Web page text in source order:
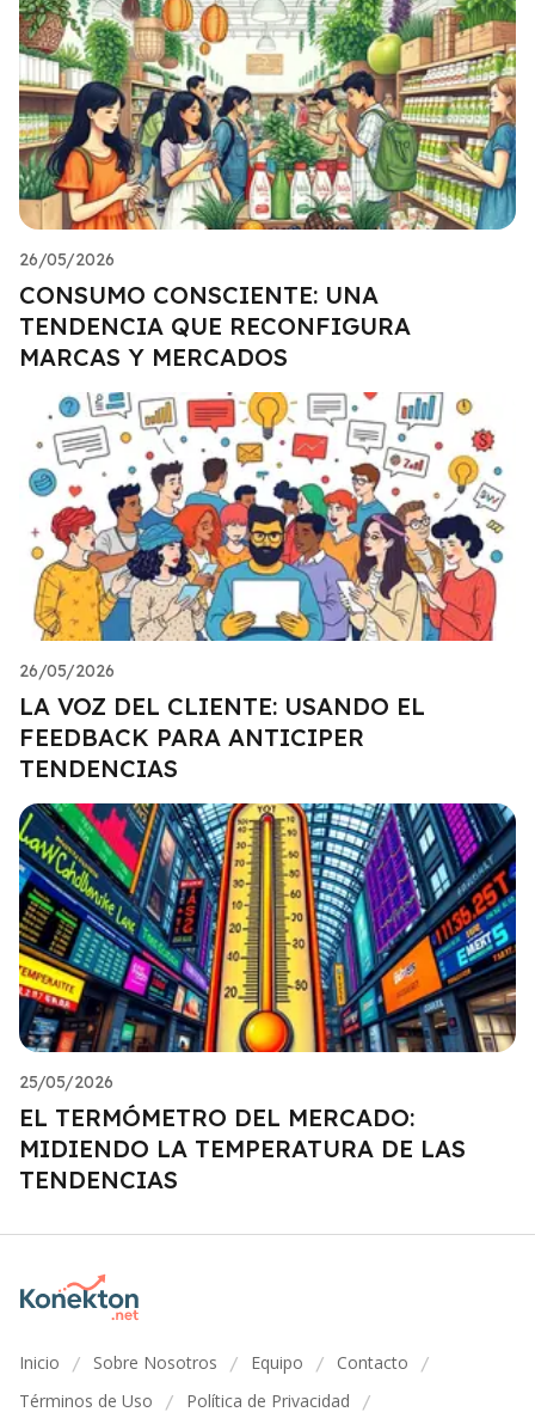
26/05/2026
CONSUMO CONSCIENTE: UNA
TENDENCIA QUE RECONFIGURA
MARCAS Y MERCADOS
26/05/2026
LA VOZ DEL CLIENTE: USANDO EL
FEEDBACK PARA ANTICIPER
TENDENCIAS
25/05/2026
EL TERMÓMETRO DEL MERCADO:
MIDIENDO LA TEMPERATURA DE LAS
TENDENCIAS
Inicio / Sobre Nosotros / Equipo / Contacto /
Términos de Uso / Política de Privacidad /